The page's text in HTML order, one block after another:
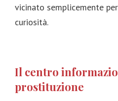
vicinato semplicemente
curiosità.
Il centro
prostituzione